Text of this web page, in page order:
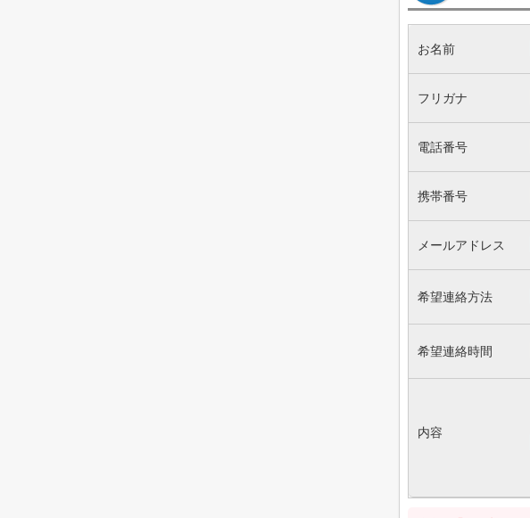
お名前
フリガナ
電話番号
携帯番号
メールアドレス
希望連絡方法
希望連絡時間
内容